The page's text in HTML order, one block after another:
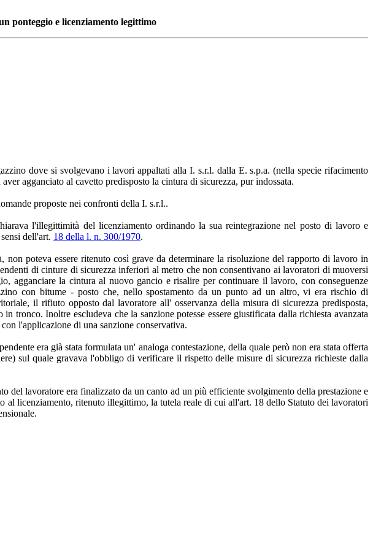
ponteggio e licenziamento legittimo
dove si svolgevano i lavori appaltati alla I. s.r.l. dalla E. s.p.a. (nella specie rifacimento
agganciato al cavetto predisposto la cintura di sicurezza, pur indossata.
proposte nei confronti della I. s.r.l..
l'illegittimità del licenziamento ordinando la sua reintegrazione nel posto di lavoro e
dell'art. 18 della l. n. 300/1970.
poteva essere ritenuto così grave da determinare la risoluzione del rapporto di lavoro in
di cinture di sicurezza inferiori al metro che non consentivano ai lavoratori di muoversi
agganciare la cintura al nuovo gancio e risalire per continuare il lavoro, con conseguenze
con bitume - posto che, nello spostamento da un punto ad un altro, vi era rischio di
il rifiuto opposto dal lavoratore all' osservanza della misura di sicurezza predisposta,
Inoltre escludeva che la sanzione potesse essere giustificata dalla richiesta avanzata
l'applicazione di una sanzione conservativa.
era già stata formulata un' analoga contestazione, della quale però non era stata offerta
sul quale gravava l'obbligo di verificare il rispetto delle misure di sicurezza richieste dalla
del lavoratore era finalizzato da un canto ad un più efficiente svolgimento della prestazione e
al licenziamento, ritenuto illegittimo, la tutela reale di cui all'art. 18 dello Statuto dei lavoratori